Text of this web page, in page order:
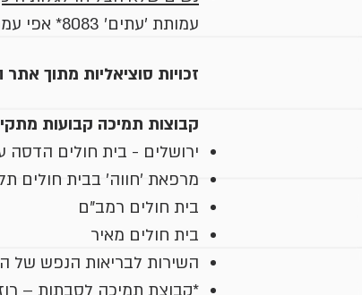
עמותת 'עתים' 8083*
אפי עמר
זכויות סוציאליות מתוך אתר
קבוצות תמיכה קבועות
ירושלים - בית חולים הדסה
מרפאת 'חווה' בבית חולים
בית חולים רמב"ם
בית חולים מאיר
השירות לבריאות הנפש של